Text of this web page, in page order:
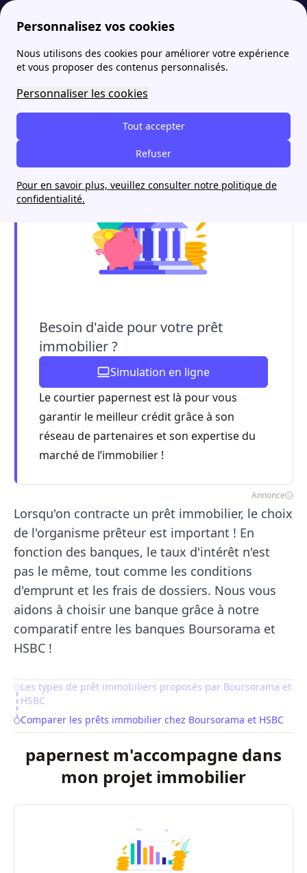
Personnalisez vos cookies
Nous utilisons des cookies pour améliorer votre expérience
et vous proposer des contenus personnalisés.
Personnaliser les cookies
Tout accepter
Refuser
Pour en savoir plus, veuillez consulter notre politique de
confidentialité.
papernest Comparateur Boursorama ou HSBC : quelle banque choisir pour mon crédit immo ?
Boursorama ou HSBC :
quelle banque choisir pour
mon crédit immo ?
Besoin d'aide pour votre prêt
immobilier ?
Simulation en ligne
Le courtier papernest est là pour vous
garantir le meilleur crédit grâce à son
réseau de partenaires et son expertise du
marché de l’immobilier !
Annonce
Lorsqu'on contracte un prêt immobilier, le choix
de l'organisme prêteur est important ! En
fonction des banques, le taux d'intérêt n'est
pas le même, tout comme les conditions
d'emprunt et les frais de dossiers. Nous vous
aidons à choisir une banque grâce à notre
comparatif entre les banques Boursorama et
HSBC !
Table of Contents
Les types de prêt immobiliers proposés par Boursorama et
HSBC
Comparer les prêts immobilier chez Boursorama et HSBC
papernest m'accompagne dans
mon projet immobilier